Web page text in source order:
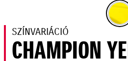
SZÍNVARIÁCIÓ
CHAMPION